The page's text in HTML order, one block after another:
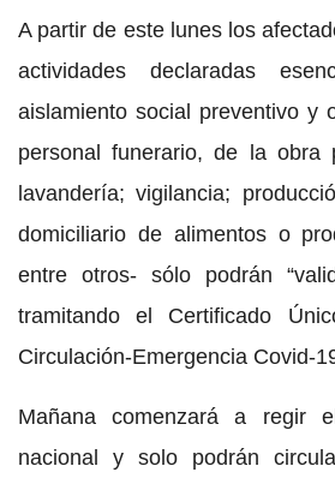
A partir de este lunes los
actividades declaradas
aislamiento social preventivo y
personal funerario, de la obra
lavandería; vigilancia;
domiciliario de alimentos o
entre otros- sólo podrán
tramitando el Certificado
Circulación-Emergencia Covid-
Mañana comenzará a regir
nacional y solo podrán